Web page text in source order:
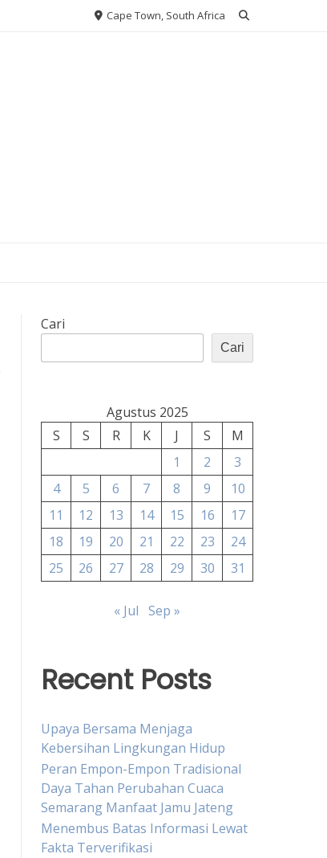
Cape Town, South Africa
Cari
Cari
Agustus 2025
S
S R K J S
M
1
2
3
4
5 6 7 8 9
10
11
12 13 14 15 16
17
18
19 20 21 22 23
24
25
26 27 28 29 30 31
« Jul Sep »
Recent Posts
Upaya Bersama Menjaga
Kebersihan Lingkungan Hidup
Peran Empon-Empon Tradisional
Daya Tahan Perubahan Cuaca
Semarang Manfaat Jamu Jateng
Menembus Batas Informasi Lewat
Fakta Terverifikasi